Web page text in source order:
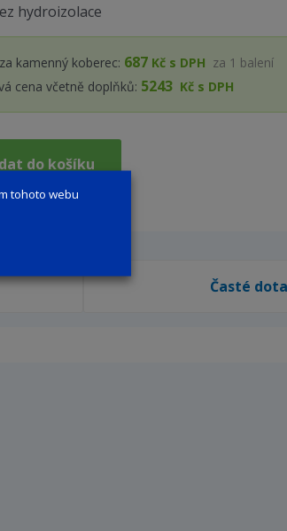
hydroizolace
kamenný koberec: 687 Kč s DPH za 1 balení
cena včetně doplňků: 5243 Kč s DPH
do košíku
Časté
tohoto webu